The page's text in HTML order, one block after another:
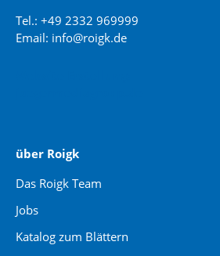
Tel.: +49 2332 969999
Email: info@roigk.de
über Roigk
Das Roigk Team
Jobs
Katalog zum Blättern